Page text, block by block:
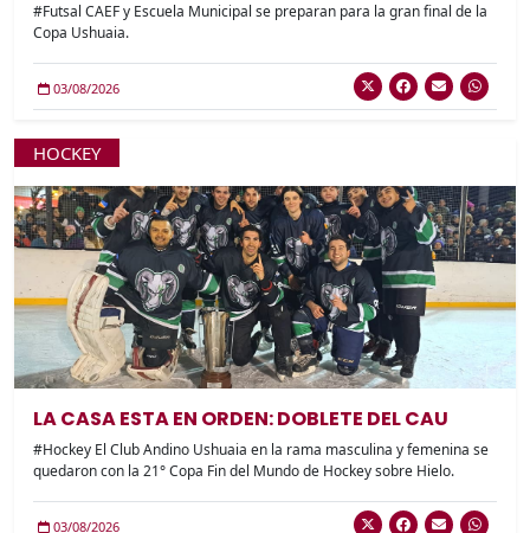
#Futsal CAEF y Escuela Municipal se preparan para la gran final de la
Copa Ushuaia.
03/08/2026
HOCKEY
LA CASA ESTA EN ORDEN: DOBLETE DEL CAU
#Hockey El Club Andino Ushuaia en la rama masculina y femenina se
quedaron con la 21° Copa Fin del Mundo de Hockey sobre Hielo.
03/08/2026